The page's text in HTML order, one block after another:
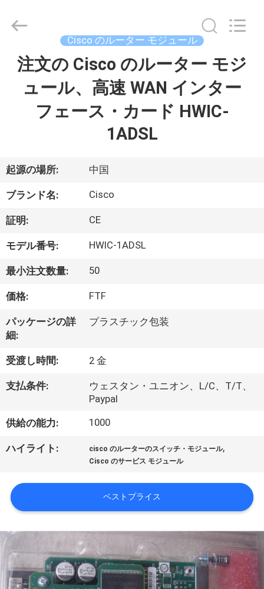
ビ
デ
オ
わ
た
し
た
ち
つ
い
工
場
ツ
ア
Equipment
Cisco のルーター モジュール
注文の Cisco のルーター モジ
ュール、高速 WAN インター
フェース・カード HWIC-
1ADSL
起源の場所: 中国
ブランド名: Cisco
証明: CE
モデル番号: HWIC-1ADSL
最小注文数量: 50
価格: FTF
パッケージの詳
細:
プラスチック包装
受渡し時間: 2 金
支払条件:
ウェスタン・ユニオン、L/C、T/T、
Paypal
供給の能力: 1000
ハイライト: cisco のルーターのスイッチ・モジュール,
Cisco のサービス モジュール
ベストプライス